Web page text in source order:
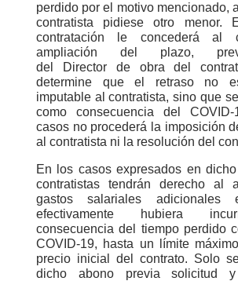
perdido por el motivo mencionado,
contratista pidiese otro menor.
contratación le concederá al
ampliación del plazo,
del Director de obra del
determine que el retraso no
imputable al contratista, sino que
como consecuencia del
casos no procederá la imposición
al contratista ni la resolución del
En los casos expresados en
contratistas tendrán derecho al
gastos salariales
efectivamente hubiera
consecuencia del tiempo perdido
COVID-19, hasta un límite
precio inicial del contrato. Solo
dicho abono previa solicitud y